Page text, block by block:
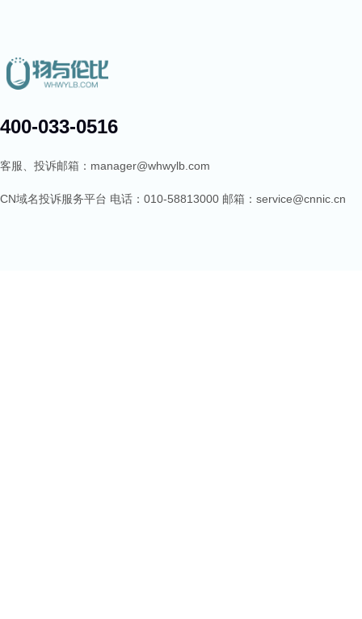
400-033-0516
客服、投诉邮箱：manager@whwylb.com
CN域名投诉服务平台 电话：010-58813000 邮箱：service@cnnic.cn